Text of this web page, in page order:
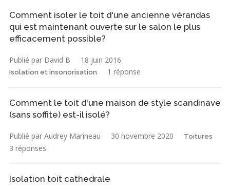
Comment isoler le toit d'une ancienne vérandas
qui est maintenant ouverte sur le salon le plus
efficacement possible?
Publié par David B 18 juin 2016
Isolation et insonorisation 1 réponse
Comment le toit d'une maison de style scandinave
(sans soffite) est-il isolé?
Publié par Audrey Marineau 30 novembre 2020 Toitures
3 réponses
Isolation toit cathedrale